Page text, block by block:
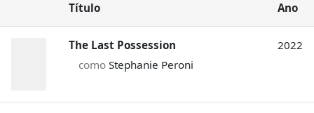
Título Ano
The Last Possession
como Stephanie Peroni
2022